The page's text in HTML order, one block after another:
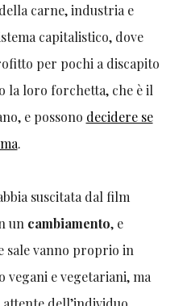
carne, industria e
capitalistico, dove
per pochi a discapito
la loro forchetta, che è il
e possono decidere se
.
suscitata dal film
un cambiamento, e
sale vanno proprio in
vegani e vegetariani, ma